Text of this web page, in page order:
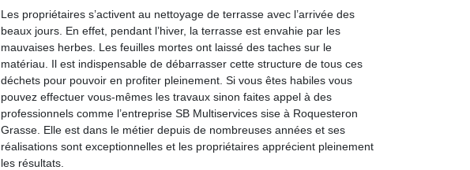
Les propriétaires s’activent au nettoyage de terrasse avec l’arrivée des
beaux jours. En effet, pendant l’hiver, la terrasse est envahie par les
mauvaises herbes. Les feuilles mortes ont laissé des taches sur le
matériau. Il est indispensable de débarrasser cette structure de tous ces
déchets pour pouvoir en profiter pleinement. Si vous êtes habiles vous
pouvez effectuer vous-mêmes les travaux sinon faites appel à des
professionnels comme l’entreprise SB Multiservices sise à Roquesteron
Grasse. Elle est dans le métier depuis de nombreuses années et ses
réalisations sont exceptionnelles et les propriétaires apprécient pleinement
les résultats.